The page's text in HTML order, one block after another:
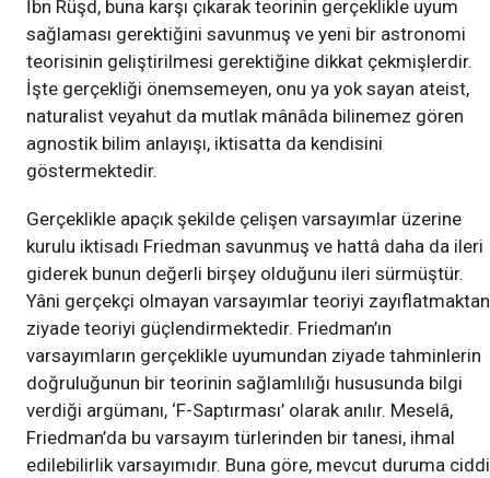
İbn Rüşd, buna karşı çıkarak teorinin gerçeklikle uyum
sağlaması gerektiğini savunmuş ve yeni bir astronomi
teorisinin geliştirilmesi gerektiğine dikkat çekmişlerdir.
İşte gerçekliği önemsemeyen, onu ya yok sayan ateist,
naturalist veyahut da mutlak mânâda bilinemez gören
agnostik bilim anlayışı, iktisatta da kendisini
göstermektedir.
Gerçeklikle apaçık şekilde çelişen varsayımlar üzerine
kurulu iktisadı Friedman savunmuş ve hattâ daha da ileri
giderek bunun değerli birşey olduğunu ileri sürmüştür.
Yâni gerçekçi olmayan varsayımlar teoriyi zayıflatmaktan
ziyade teoriyi güçlendirmektedir. Friedman’ın
varsayımların gerçeklikle uyumundan ziyade tahminlerin
doğruluğunun bir teorinin sağlamlılığı hususunda bilgi
verdiği argümanı, ‘F-Saptırması’ olarak anılır. Meselâ,
Friedman’da bu varsayım türlerinden bir tanesi, ihmal
edilebilirlik varsayımıdır. Buna göre, mevcut duruma ciddi